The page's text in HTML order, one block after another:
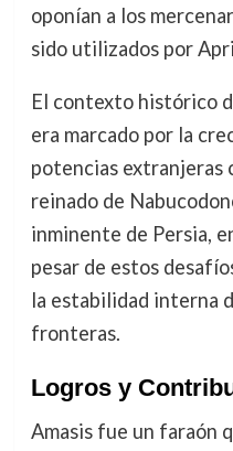
oponían a los
sido utilizados por
El contexto histórico
era marcado por la
potencias extranjeras
reinado de
inminente de Persia,
pesar de estos
la estabilidad interna
fronteras.
Logros y
Amasis fue un faraón